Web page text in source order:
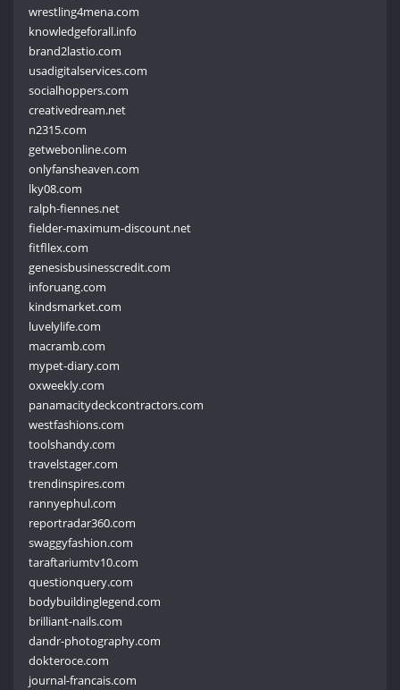
wrestling4mena.com
knowledgeforall.info
brand2lastio.com
usadigitalservices.com
socialhoppers.com
creativedream.net
n2315.com
getwebonline.com
onlyfansheaven.com
lky08.com
ralph-fiennes.net
fielder-maximum-discount.net
fitfllex.com
genesisbusinesscredit.com
inforuang.com
kindsmarket.com
luvelylife.com
macramb.com
mypet-diary.com
oxweekly.com
panamacitydeckcontractors.com
westfashions.com
toolshandy.com
travelstager.com
trendinspires.com
rannyephul.com
reportradar360.com
swaggyfashion.com
taraftariumtv10.com
questionquery.com
bodybuildinglegend.com
brilliant-nails.com
dandr-photography.com
dokteroce.com
journal-francais.com